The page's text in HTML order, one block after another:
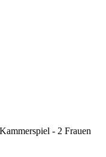
- 2 Frauen